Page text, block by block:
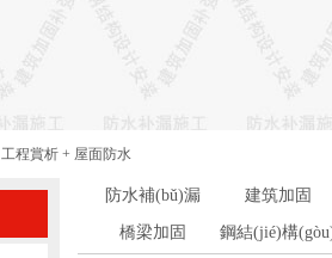
工程賞析 + 屋面防水
防水補(bǔ)漏 建筑加固
橋梁加固
鋼結(jié)構